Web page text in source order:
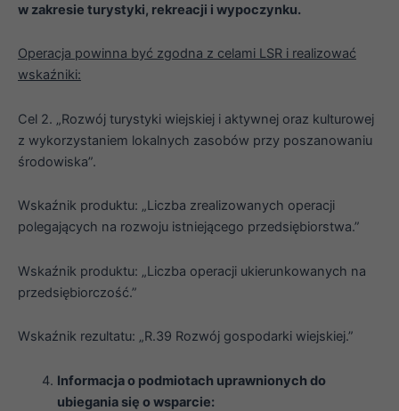
w zakresie turystyki, rekreacji i wypoczynku.
Operacja powinna być zgodna z celami LSR i realizować
wskaźniki:
Cel 2. „Rozwój turystyki wiejskiej i aktywnej oraz kulturowej
z wykorzystaniem lokalnych zasobów przy poszanowaniu
środowiska”.
Wskaźnik produktu: „Liczba zrealizowanych operacji
polegających na rozwoju istniejącego przedsiębiorstwa.”
Wskaźnik produktu: „Liczba operacji ukierunkowanych na
przedsiębiorczość.”
Wskaźnik rezultatu: „R.39 Rozwój gospodarki wiejskiej.”
Informacja o podmiotach uprawnionych do
ubiegania się o wsparcie: